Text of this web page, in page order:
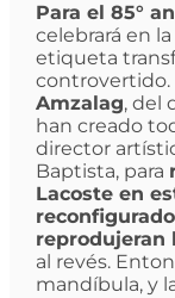
Para el 85°
celebrará en
etiqueta
controvertido.
Amzalag, del
han creado
director
Baptista, para
Lacoste en
reprodujeran
al revés.
mandíbula, y la